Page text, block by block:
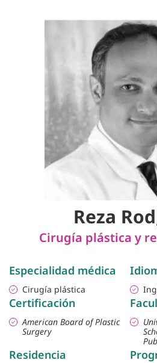
Reza
Cirugía plástica y
Especialidad médica
Cirugía plástica
Certificación
American Board of Plastic
Surgery
Residencia